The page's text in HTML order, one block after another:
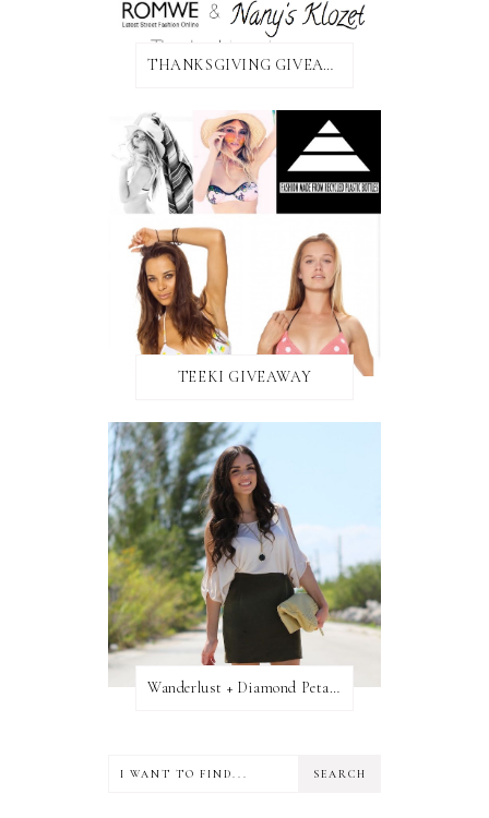
THANKSGIVING GIVEAWAY!
TEEKI GIVEAWAY
Wanderlust + Diamond Petal Giveaway